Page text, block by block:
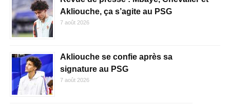
Akliouche, ça s’agite au PSG
7 août 2026
Akliouche se confie après sa
signature au PSG
7 août 2026